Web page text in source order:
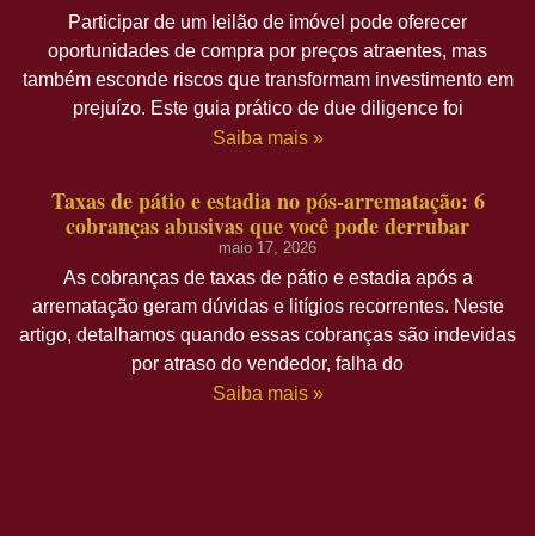
Participar de um leilão de imóvel pode oferecer
oportunidades de compra por preços atraentes, mas
também esconde riscos que transformam investimento em
prejuízo. Este guia prático de due diligence foi
Saiba mais »
Taxas de pátio e estadia no pós-arrematação: 6
cobranças abusivas que você pode derrubar
maio 17, 2026
As cobranças de taxas de pátio e estadia após a
arrematação geram dúvidas e litígios recorrentes. Neste
artigo, detalhamos quando essas cobranças são indevidas
por atraso do vendedor, falha do
Saiba mais »